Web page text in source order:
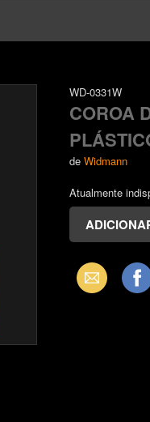
WD-0331W
COROA
de Widmann
Atualmente
Email